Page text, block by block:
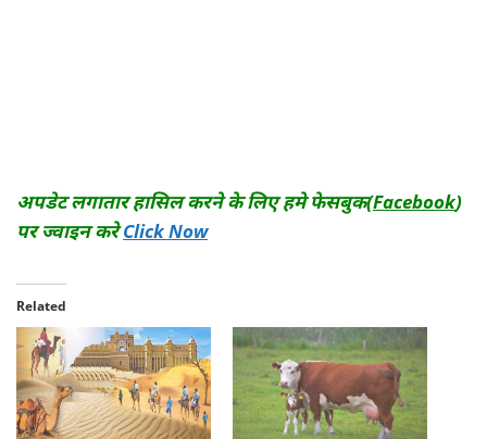
अपडेट लगातार हासिल करने के लिए हमे फेसबुक(Facebook)
पर ज्वाइन करेClick Now
Related